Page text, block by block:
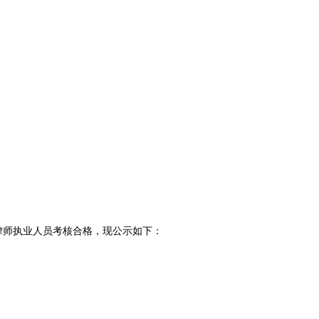
师执业人员考核合格，现公示如下：